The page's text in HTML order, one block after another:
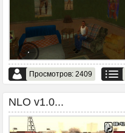
Просмотров: 2409
NLO v1.0...